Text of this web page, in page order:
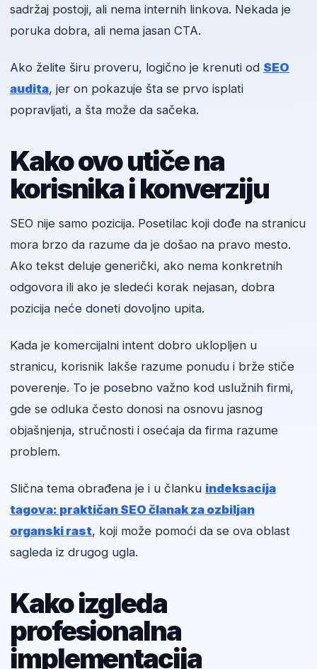
sadržaj postoji, ali nema internih linkova. Nekada je
poruka dobra, ali nema jasan CTA.
Ako želite širu proveru, logično je krenuti od SEO
audita, jer on pokazuje šta se prvo isplati
popravljati, a šta može da sačeka.
Kako ovo utiče na
korisnika i konverziju
SEO nije samo pozicija. Posetilac koji dođe na stranicu
mora brzo da razume da je došao na pravo mesto.
Ako tekst deluje generički, ako nema konkretnih
odgovora ili ako je sledeći korak nejasan, dobra
pozicija neće doneti dovoljno upita.
Kada je komercijalni intent dobro uklopljen u
stranicu, korisnik lakše razume ponudu i brže stiče
poverenje. To je posebno važno kod uslužnih firmi,
gde se odluka često donosi na osnovu jasnog
objašnjenja, stručnosti i osećaja da firma razume
problem.
Slična tema obrađena je i u članku indeksacija
tagova: praktičan SEO članak za ozbiljan
organski rast, koji može pomoći da se ova oblast
sagleda iz drugog ugla.
Kako izgleda
profesionalna
implementacija